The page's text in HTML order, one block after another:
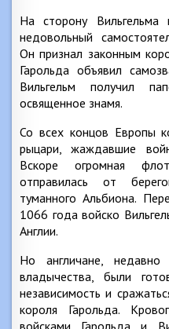
На сторону
недовольный
Он признал законным
Гарольда объявил
Вильгельм получил
освященное знамя.
Со всех концов Европы
рыцари, жаждавшие
Вскоре огромная
отправилась от
туманного Альбиона.
1066 года войско
Англии.
Но англичане, недавно
владычества, были
независимость и
короля Гарольда.
войсками Гарольда и